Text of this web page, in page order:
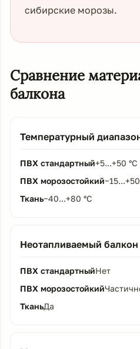
сибирские морозы.
Сравнение
балкона
Температурный
+5...+50 °C
−15...+50
−40...+80 °C
Неотапливаемый балкон
Нет
Да